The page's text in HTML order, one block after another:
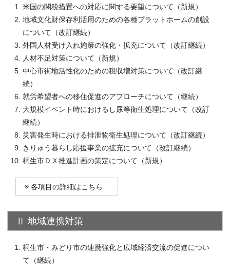
米国の関税措置への対応に関する要望について（新規）
地域文化財保存利活用のための各種プラットホームの創設
について（改訂継続）
外国人材受け入れ施策の強化・拡充について（改訂継続）
人材不足対策について（新規）
中心市街地活性化のための税収増対策について（改訂継
続）
就労希望者への移住促進のアプローチについて（継続）
大規模イベント時におけるし尿等衛生処理について（改訂
継続）
災害発生時における排泄物衛生処理について（改訂継続）
きりゅう暮らし応援事業の拡充について（改訂継続）
桐生市ＤＸ推進計画の策定について（新規）
各項目の詳細はこちら
Ⅱ 地域連携対策
桐生市・みどり市の連携強化と広域経済交流の促進につい
て（継続）